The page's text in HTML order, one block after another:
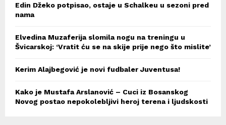
Edin Džeko potpisao, ostaje u Schalkeu u sezoni pred
nama
Elvedina Muzaferija slomila nogu na treningu u
Švicarskoj: ‘Vratit ću se na skije prije nego što mislite’
Kerim Alajbegović je novi fudbaler Juventusa!
Kako je Mustafa Arslanović – Cuci iz Bosanskog
Novog postao nepokolebljivi heroj terena i ljudskosti